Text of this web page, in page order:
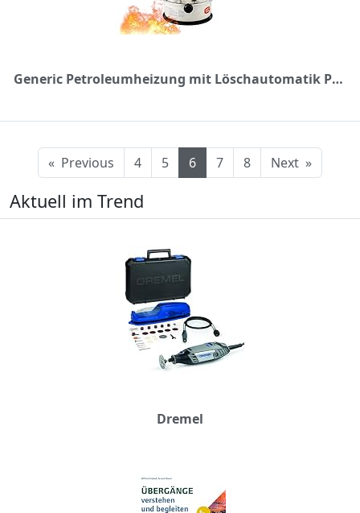
Generic Petroleumheizung mit Löschautomatik Petroleumofen Für Innenräume Tragbarer Mobile Petroleum Heizung Ohne Strom Stark Petroleumkocher Heizer Heizofen 6 Docht, Notheizung, 4.6L/6L, Onecolor
« Previous 4 5 6 7 8 Next »
Aktuell im Trend
Dremel